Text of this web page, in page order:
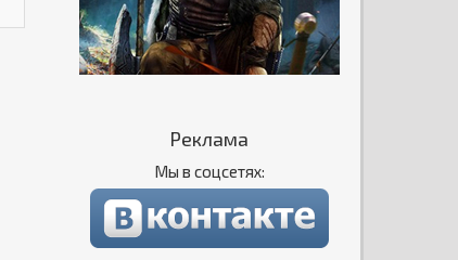
Реклама
Мы в соцсетях: